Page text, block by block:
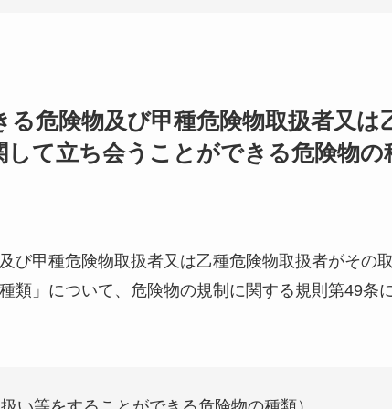
危険物及び甲種危険物取扱者又は
て立ち会うことができる危険物の
び甲種危険物取扱者又は乙種危険物取扱者がその取
類」について、危険物の規制に関する規則第49条